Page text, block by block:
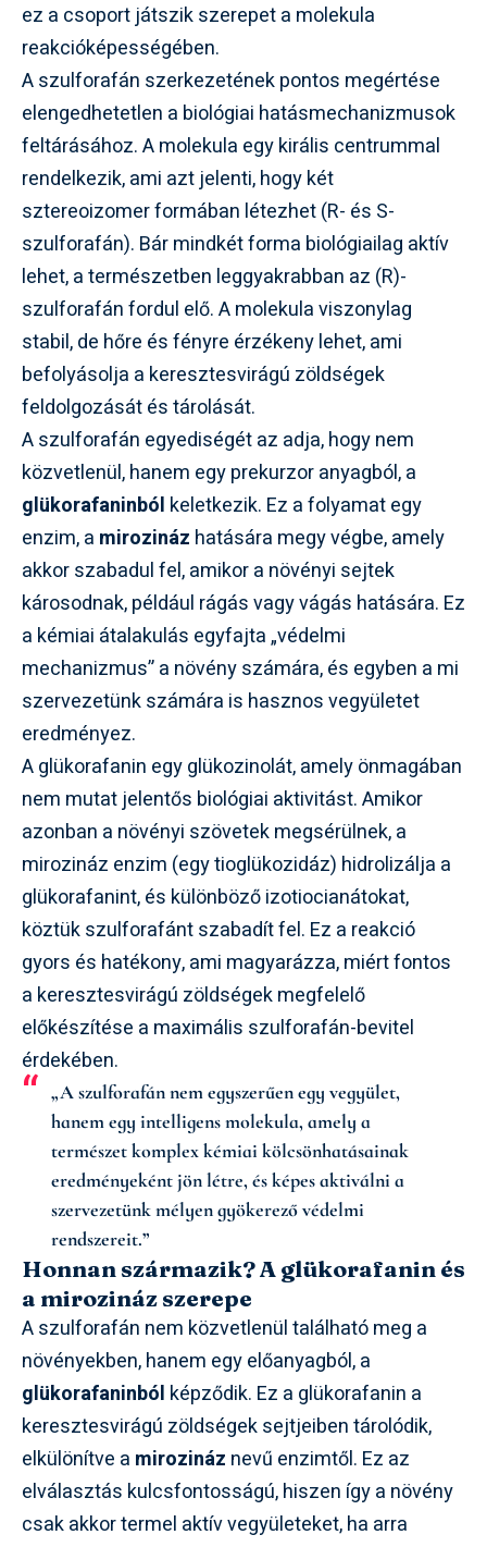
ez a csoport játszik szerepet a molekula
reakcióképességében.
A szulforafán szerkezetének pontos megértése
elengedhetetlen a biológiai hatásmechanizmusok
feltárásához. A molekula egy királis centrummal
rendelkezik, ami azt jelenti, hogy két
sztereoizomer formában létezhet (R- és S-
szulforafán). Bár mindkét forma biológiailag aktív
lehet, a természetben leggyakrabban az (R)-
szulforafán fordul elő. A molekula viszonylag
stabil, de hőre és fényre érzékeny lehet, ami
befolyásolja a keresztesvirágú zöldségek
feldolgozását és tárolását.
A szulforafán egyediségét az adja, hogy nem
közvetlenül, hanem egy prekurzor anyagból, a
glükorafaninból keletkezik. Ez a folyamat egy
enzim, a mirozináz hatására megy végbe, amely
akkor szabadul fel, amikor a növényi sejtek
károsodnak, például rágás vagy vágás hatására. Ez
a kémiai átalakulás egyfajta „védelmi
mechanizmus” a növény számára, és egyben a mi
szervezetünk számára is hasznos vegyületet
eredményez.
A glükorafanin egy glükozinolát, amely önmagában
nem mutat jelentős biológiai aktivitást. Amikor
azonban a növényi szövetek megsérülnek, a
mirozináz enzim (egy tioglükozidáz) hidrolizálja a
glükorafanint, és különböző izotiocianátokat,
köztük szulforafánt szabadít fel. Ez a reakció
gyors és hatékony, ami magyarázza, miért fontos
a keresztesvirágú zöldségek megfelelő
előkészítése a maximális szulforafán-bevitel
érdekében.
„A szulforafán nem egyszerűen egy vegyület,
hanem egy intelligens molekula, amely a
természet komplex kémiai kölcsönhatásainak
eredményeként jön létre, és képes aktiválni a
szervezetünk mélyen gyökerező védelmi
rendszereit.”
Honnan származik? A glükorafanin és
a mirozináz szerepe
A szulforafán nem közvetlenül található meg a
növényekben, hanem egy előanyagból, a
glükorafaninból képződik. Ez a glükorafanin a
keresztesvirágú zöldségek sejtjeiben tárolódik,
elkülönítve a mirozináz nevű enzimtől. Ez az
elválasztás kulcsfontosságú, hiszen így a növény
csak akkor termel aktív vegyületeket, ha arra